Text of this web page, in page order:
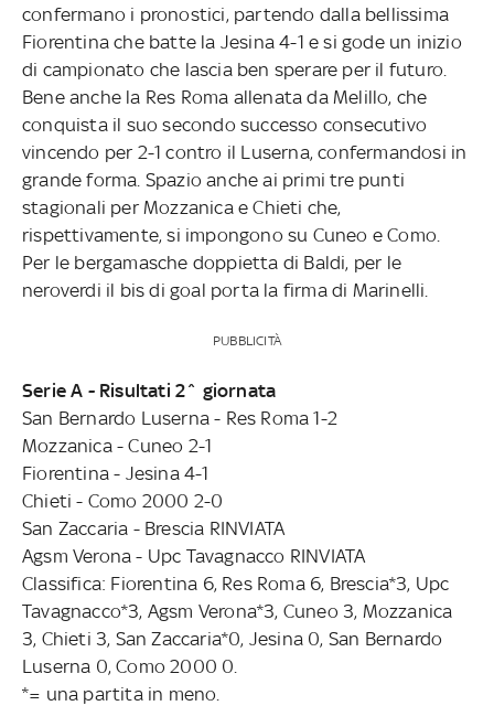
confermano i pronostici, partendo dalla bellissima
Fiorentina che batte la Jesina 4-1 e si gode un inizio
di campionato che lascia ben sperare per il futuro.
Bene anche la Res Roma allenata da Melillo, che
conquista il suo secondo successo consecutivo
vincendo per 2-1 contro il Luserna, confermandosi in
grande forma. Spazio anche ai primi tre punti
stagionali per Mozzanica e Chieti che,
rispettivamente, si impongono su Cuneo e Como.
Per le bergamasche doppietta di Baldi, per le
neroverdi il bis di goal porta la firma di Marinelli.
PUBBLICITÀ
Serie A - Risultati 2^ giornata
San Bernardo Luserna - Res Roma 1-2
Mozzanica - Cuneo 2-1
Fiorentina - Jesina 4-1
Chieti - Como 2000 2-0
San Zaccaria - Brescia RINVIATA
Agsm Verona - Upc Tavagnacco RINVIATA
Classifica: Fiorentina 6, Res Roma 6, Brescia*3, Upc
Tavagnacco*3, Agsm Verona*3, Cuneo 3, Mozzanica
3, Chieti 3, San Zaccaria*0, Jesina 0, San Bernardo
Luserna 0, Como 2000 0.
*= una partita in meno.